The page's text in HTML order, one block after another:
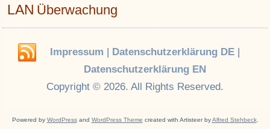
LAN Überwachung
Impressum | Datenschutzerklärung DE|
Datenschutzerklärung EN
Copyright © 2026. All Rights Reserved.
Powered by WordPressand WordPress Theme created with Artisteer byAlfred Stehbeck.